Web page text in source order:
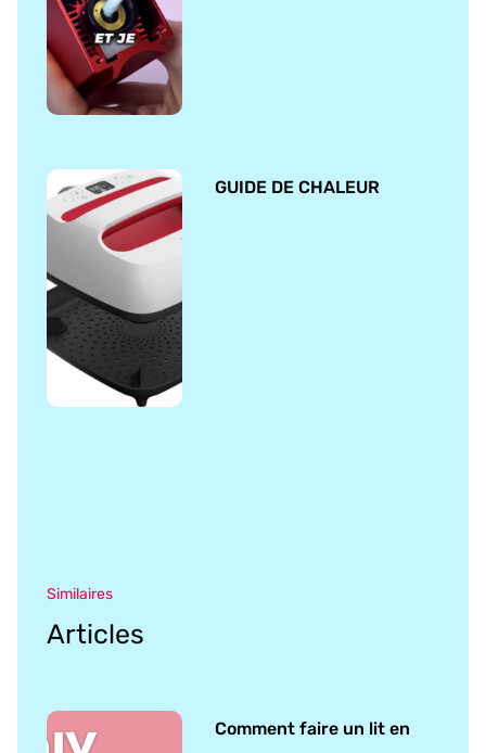
GUIDE DE CHALEUR
Similaires
Articles
Comment faire un lit en